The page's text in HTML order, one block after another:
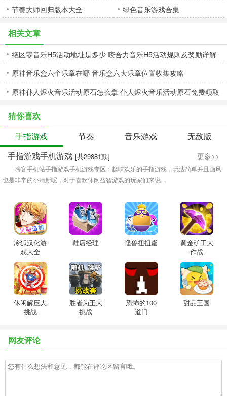
节奏大师回归版本大全
绿色音乐游戏合集
相关文章
绝区零音乐H5活动地址是多少 咬合力音乐H5活动规则及奖励详解
原神音乐盒六个乐章在哪 音乐盒六大乐章位置收集攻略
原神仆人烬火音乐活动原石怎么拿 仆人烬火音乐活动原石免费领取
攻略
猜你喜欢
手指游戏
节奏 音乐游戏
无敌版
手指游戏手机游戏 [共29881款] 更多>>
嗨客手机站手指游戏手机游戏专区：趣味欢乐的手指游戏，玩法简单并且画风
也是非常的小清新呢，对于喜欢休闲益智游戏的玩家们来说...
冷狐汉化游
戏大全
鞋店经理 怪兽扭扭蛋
黄金矿工大
作战
休闲解压大
挑战
胜者为王大
挑战
恐怖的100
道门
甜品王国
网友评论